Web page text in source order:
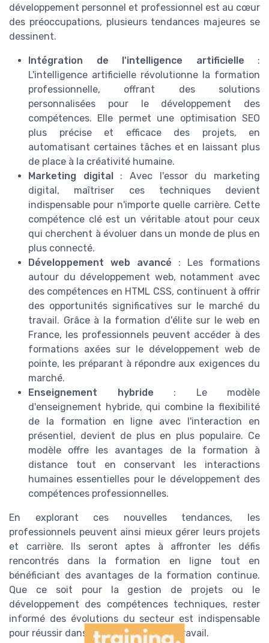
développement personnel et professionnel est au cœur
des préoccupations, plusieurs tendances majeures se
dessinent.
Intégration de l'intelligence artificielle :
L'intelligence artificielle révolutionne la formation
professionnelle, offrant des solutions
personnalisées pour le développement des
compétences. Elle permet une optimisation SEO
plus précise et efficace des projets, en
automatisant certaines tâches et en laissant plus
de place à la créativité humaine.
Marketing digital: Avec l'essor du marketing
digital, maîtriser ces techniques devient
indispensable pour n'importe quelle carrière. Cette
compétence clé est un véritable atout pour ceux
qui cherchent à évoluer dans un monde de plus en
plus connecté.
Développement web avancé : Les formations
autour du développement web, notamment avec
des compétences en HTML CSS, continuent à offrir
des opportunités significatives sur le marché du
travail. Grâce à la formation d'élite sur le web en
France, les professionnels peuvent accéder à des
formations axées sur le développement web de
pointe, les préparant à répondre aux exigences du
marché.
Enseignement hybride : Le modèle
d'enseignement hybride, qui combine la flexibilité
de la formation en ligne avec l'interaction en
présentiel, devient de plus en plus populaire. Ce
modèle offre les avantages de la formation à
distance tout en conservant les interactions
humaines essentielles pour le développement des
compétences professionnelles.
En explorant ces nouvelles tendances, les
professionnels peuvent ainsi mieux gérer leurs projets
et carrière. Ils seront aptes à affronter les défis
rencontrés dans la formation en ligne tout en
bénéficiant des avantages de la formation continue.
Que ce soit pour la gestion de projets ou le
développement des compétences techniques, rester
informé des évolutions du secteur est indispensable
pour réussir dans le futur marché du travail.